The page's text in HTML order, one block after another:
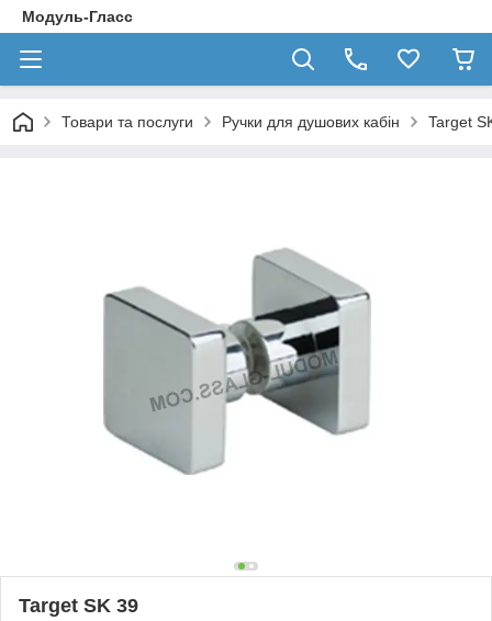
Модуль-Гласс
Товари та послуги Ручки для душових кабін Target
Target SK 39